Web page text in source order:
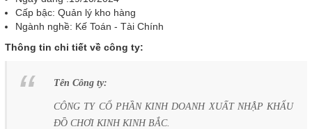
Cấp bậc: Quản lý kho hàng
Ngành nghề: Kế Toán - Tài Chính
Thông tin chi tiết về công ty:
Tên Công ty:
CÔNG TY CỔ PHẦN KINH DOANH XUẤT NHẬP KHẨU
ĐỒ CHƠI KINH KINH BẮC.